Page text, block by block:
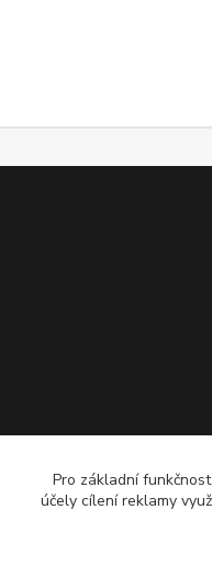
Pro základní
účely cílení reklamy